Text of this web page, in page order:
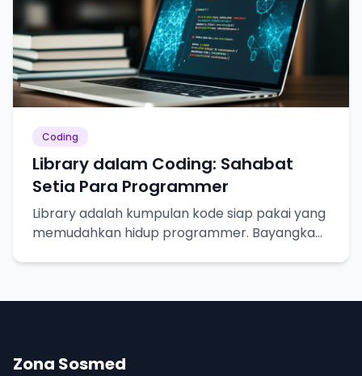
Coding
Library dalam Coding: Sahabat
Setia Para Programmer
Library adalah kumpulan kode siap pakai yang
memudahkan hidup programmer. Bayangkan
Zona Sosmed